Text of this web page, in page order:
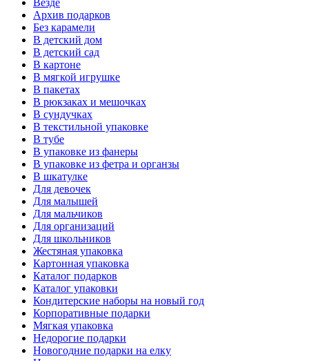
Архив подарков
Без карамели
В детский дом
В детский сад
В картоне
В мягкой игрушке
В пакетах
В рюкзаках и мешочках
В сундучках
В текстильной упаковке
В тубе
В упаковке из фанеры
В упаковке из фетра и органзы
В шкатулке
Для девочек
Для малышей
Для мальчиков
Для организаций
Для школьников
Жестяная упаковка
Картонная упаковка
Каталог подарков
Каталог упаковки
Кондитерские наборы на новый год
Корпоративные подарки
Мягкая упаковка
Недорогие подарки
Новогодние подарки на елку